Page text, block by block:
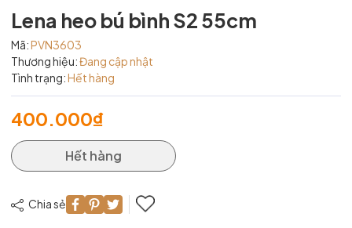
Lena heo bú bình S2 55cm
Mã:PVN3603
Thương hiệu:Đang cập nhật
Tình trạng:Hết hàng
400.000₫
Hết hàng
Chia sẻ